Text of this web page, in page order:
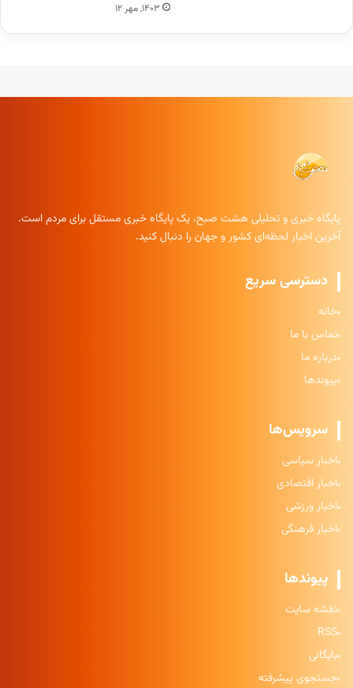
۱۴۰۳, مهر ۱۲
پایگاه خبری و تحلیلی هشت صبح، یک پایگاه خبری مستقل برای مردم است.
آخرین اخبار لحظه‌ای کشور و جهان را دنبال کنید.
دسترسی سریع
خانه
تماس با ما
درباره ما
پیوندها
سرویس‌ها
اخبار سیاسی
اخبار اقتصادی
اخبار ورزشی
اخبار فرهنگی
پیوندها
نقشه سایت
RSS
بایگانی
جستجوی پیشرفته